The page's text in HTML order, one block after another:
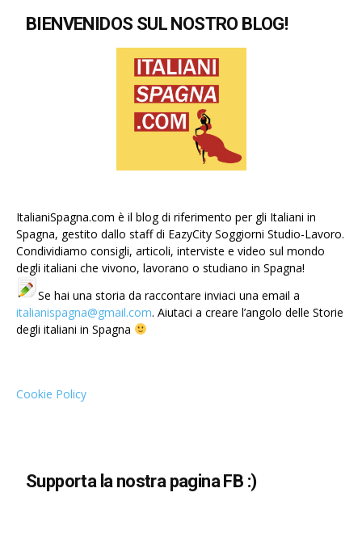
BIENVENIDOS SUL NOSTRO BLOG!
ItalianiSpagna.com è il blog di riferimento per gli Italiani in
Spagna, gestito dallo staff di EazyCity Soggiorni Studio-Lavoro.
Condividiamo consigli, articoli, interviste e video sul mondo
degli italiani che vivono, lavorano o studiano in Spagna!
Se hai una storia da raccontare inviaci una email a
italianispagna@gmail.com. Aiutaci a creare l’angolo delle Storie
degli italiani in Spagna
Cookie Policy
Supporta la nostra pagina FB :)